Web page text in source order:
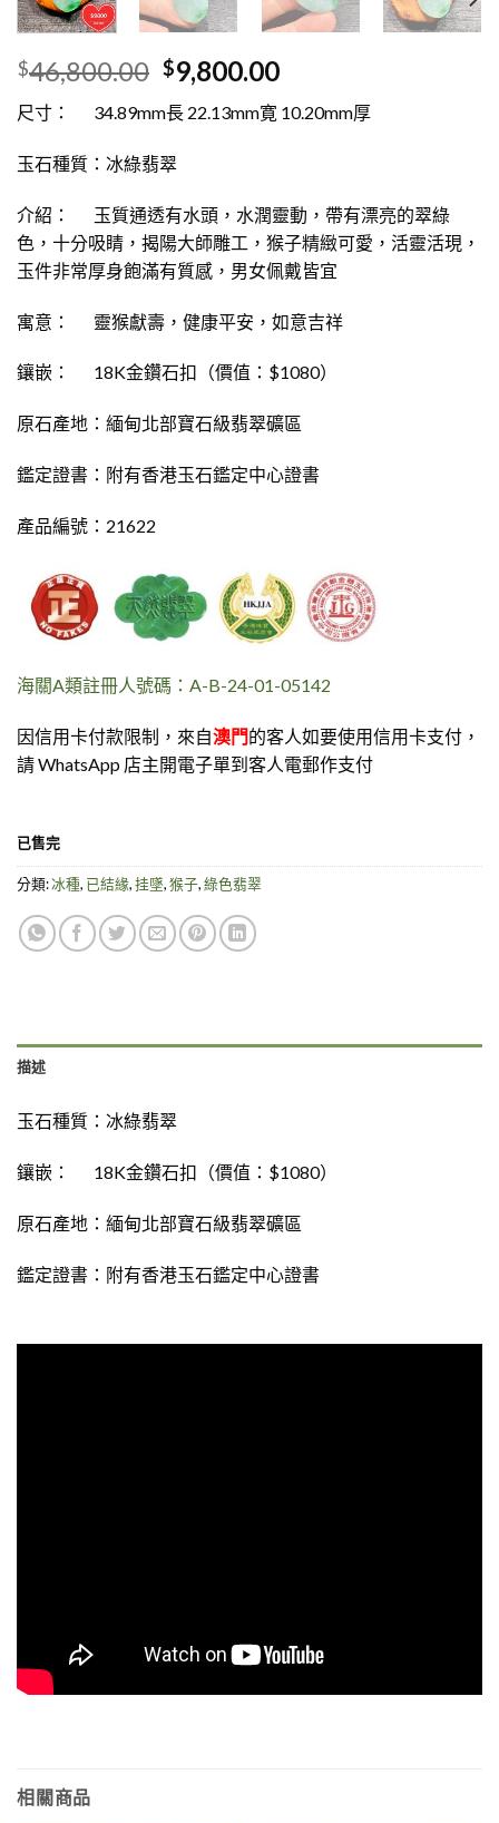
$46,800.00 $9,800.00
尺寸： 34.89mm長 22.13mm寛 10.20mm厚
玉石種質：冰綠翡翠
介紹： 玉質通透有水頭，水潤靈動，帶有漂亮的翠綠
色，十分吸睛，揭陽大師雕工，猴子精緻可愛，活靈活現，
玉件非常厚身飽滿有質感，男女佩戴皆宜
寓意： 靈猴獻壽，健康平安，如意吉祥
鑲嵌： 18K金鑽石扣（價值：$1080）
原石產地：緬甸北部寶石級翡翠礦區
鑑定證書：附有香港玉石鑑定中心證書
產品編號：21622
海關A類註冊人號碼：A-B-24-01-05142
因信用卡付款限制，來自澳門的客人如要使用信用卡支付，
請 WhatsApp 店主開電子單到客人電郵作支付
已售完
分類:冰種, 已結緣,挂墜,猴子,綠色翡翠
描述
玉石種質： 冰綠翡翠
鑲嵌： 18K金鑽石扣（價值：$1080）
原石產地：緬甸北部寶石級翡翠礦區
鑑定證書：附有香港玉石鑑定中心證書
相關商品